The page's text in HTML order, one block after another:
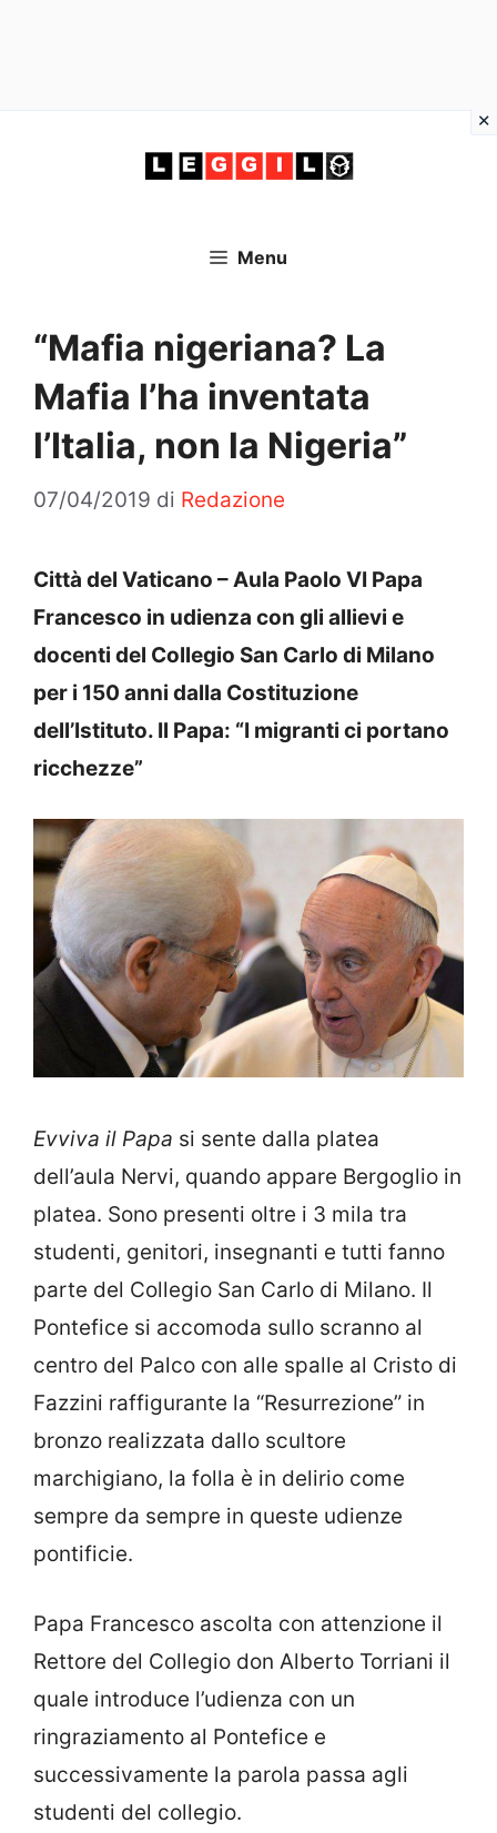
Menu
“Mafia nigeriana? La
Mafia l’ha inventata
l’Italia, non la Nigeria”
07/04/2019 di Redazione
Città del Vaticano – Aula Paolo VI Papa
Francesco in udienza con gli allievi e
docenti del Collegio San Carlo di Milano
per i 150 anni dalla Costituzione
dell’Istituto. Il Papa: “I migranti ci portano
ricchezze”
Evviva il Papa si sente dalla platea
dell’aula Nervi, quando appare Bergoglio in
platea. Sono presenti oltre i 3 mila tra
studenti, genitori, insegnanti e tutti fanno
parte del Collegio San Carlo di Milano. Il
Pontefice si accomoda sullo scranno al
centro del Palco con alle spalle al Cristo di
Fazzini raffigurante la “Resurrezione” in
bronzo realizzata dallo scultore
marchigiano, la folla è in delirio come
sempre da sempre in queste udienze
pontificie.
Papa Francesco ascolta con attenzione il
Rettore del Collegio don Alberto Torriani il
quale introduce l’udienza con un
ringraziamento al Pontefice e
successivamente la parola passa agli
studenti del collegio.